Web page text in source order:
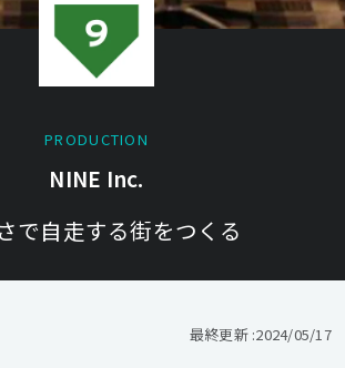
PRODUCTION
NINE Inc.
で自走する街をつくる
最終更新 :2024/05/17